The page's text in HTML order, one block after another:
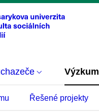
Výzkum
Řešené projekty